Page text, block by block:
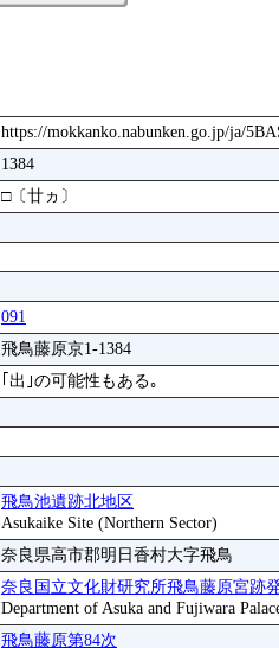
https://mokkanko.nabunken.go.jp/ja/
1384
□〔廿ヵ〕
091
飛鳥藤原京1-1384
｢出｣の可能性もある｡
飛鳥池遺跡北地区
Asukaike Site (Northern Sector)
奈良県高市郡明日香村大字飛鳥
奈良国立文化財研究所飛鳥藤原宮跡
Department of Asuka and Fujiwara
飛鳥藤原第84次